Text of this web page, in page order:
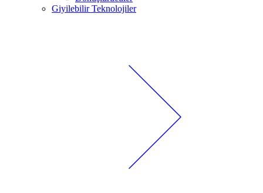
Giyilebilir Teknolojiler